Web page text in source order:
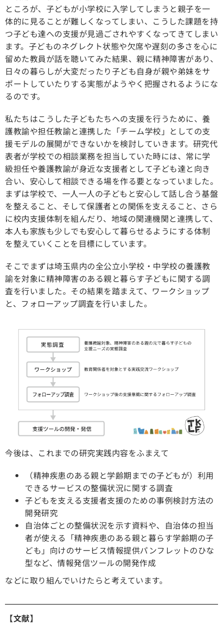
ところが、子どもが小学校に入学してしまうと親子を一
体的に見ることが難しくなってしまい、こうした課題を持
つ子ども達への支援が見過ごされやすくなってきてしまい
ます。子どものネグレクト状態や欠席や遅刻の多さを心に
留めた教員が話を聴いてみた結果、親に精神障害があり、
日々の暮らしが大変だったり子ども自身が親や弟妹をサ
ポートしていたりする実態がようやく把握されるようにな
るのです。
私たちはこうした子どもたちへの支援を行うために、養
護教諭や担任教諭と連携した「チーム学校」としての支
援モデルの展開ができないかを検討していきます。研究代
表者が学校での相談業務を担当していた時には、常に学
級担任や養護教諭が身近な支援者として子ども達と向き
合い、安心して相談できる場を作る要となっていました。
まずは学校で、一人一人の子どもと安心して話し合う基盤
を整えること、そして保護者との関係を支えること、さら
に校内支援体制を組んだり、地域の関連機関と連携して、
本人も家族も少しでも安心して暮らせるようにする体制
を整えていくことを目標にしています。
そこでまずは埼玉県内の全公立小学校・中学校の養護教
諭を対象に精神障害のある親と暮らす子どもに関する調
査を行いました。その結果を踏まえて、ワークショップ
と、フォローアップ調査を行いました。
今後は、これまでの研究実践内容をふまえて
（精神疾患のある親と学齢期までの子どもが）利用
できるサービスの整備状況に関する調査
子どもを支える支援者支援のための事例検討方法の
開発研究
自治体ごとの整備状況を示す資料や、自治体の担当
者が使える「精神疾患のある親と暮らす学齢期の子
ども」向けのサービス情報提供パンフレットのひな
型など、情報発信ツールの開発作成
などに取り組んでいけたらと考えています。
【文献】